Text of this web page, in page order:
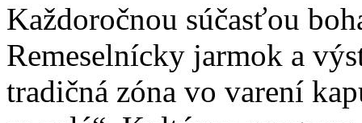
Každoročnou súčasťou
Remeselnícky jarmok a
tradičná zóna vo varení